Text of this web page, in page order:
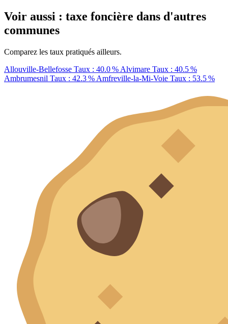
Voir aussi : taxe foncière dans d'autres
communes
Comparez les taux pratiqués ailleurs.
Allouville-Bellefosse Taux : 40.0 % Alvimare Taux : 40.5 %
Ambrumesnil Taux : 42.3 % Amfreville-la-Mi-Voie Taux : 53.5 %